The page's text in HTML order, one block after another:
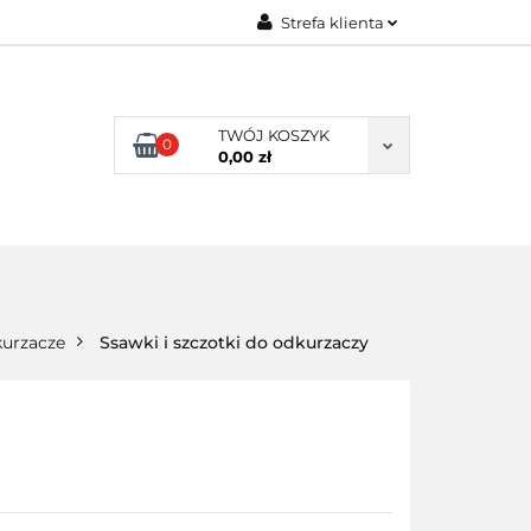
Strefa klienta
Zarejestruj się
Dodaj zgłoszenie
0
TWÓJ KOSZYK
0,00 zł
KLIENCI
Ssawki i szczotki do odkurzaczy